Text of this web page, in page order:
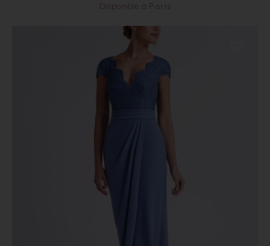
Disponible à Paris